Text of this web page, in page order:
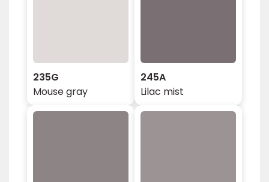
235G
Mouse gray
245A
Lilac mist